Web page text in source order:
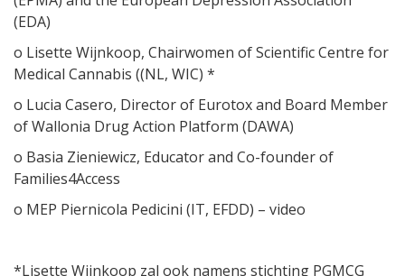
(EDA)
o Lisette Wijnkoop, Chairwomen of Scientific Centre for
Medical Cannabis ((NL, WIC) *
o Lucia Casero, Director of Eurotox and Board Member
of Wallonia Drug Action Platform (DAWA)
o Basia Zieniewicz, Educator and Co-founder of
Families4Access
o MEP Piernicola Pedicini (IT, EFDD) – video
*Lisette Wijnkoop zal ook namens stichting PGMCG